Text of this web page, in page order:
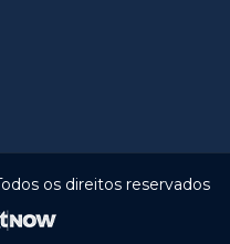
os direitos reservados